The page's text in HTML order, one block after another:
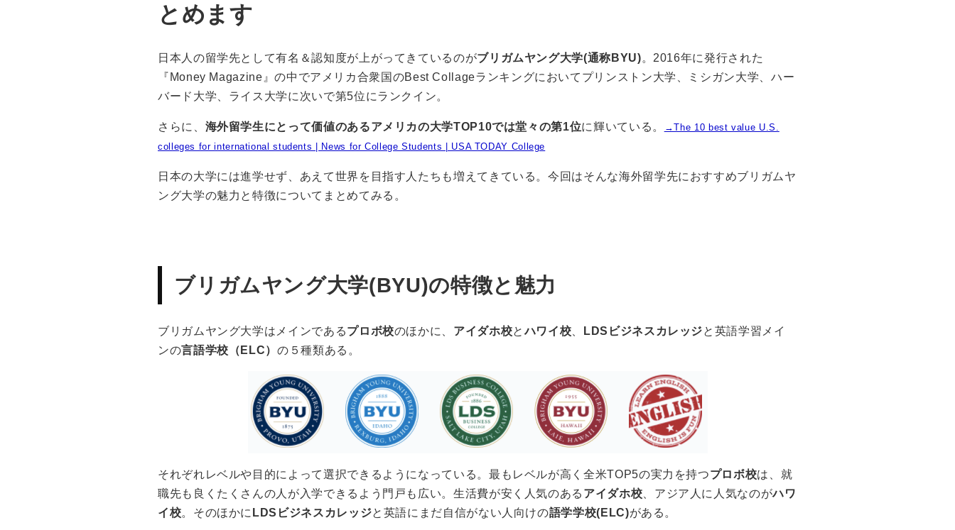
とめます
日本人の留学先として有名＆認知度が上がってきているのがブリガムヤング大学(通称BYU)。2016年に発行された
『Money Magazine』の中でアメリカ合衆国のBest Collageランキングにおいてプリンストン大学、ミシガン大学、ハー
バード大学、ライス大学に次いで第5位にランクイン。
さらに、 海外留学生にとって価値のあるアメリカの大学TOP10では堂々の第1位に輝いている。
→The 10 best value U.S.
colleges for international students | News for College Students | USA TODAY College
日本の大学には進学せず、あえて世界を目指す人たちも増えてきている。今回はそんな海外留学先におすすめブリガムヤ
ング大学の魅力と特徴についてまとめてみる。
ブリガムヤング大学(BYU)の特徴と魅力
ブリガムヤング大学はメインであるプロボ校のほかに、 アイダホ校とハワイ校 LDSビジネスカレッジと英語学習メイ
ンの言語学校（ELC）の５種類ある。
それぞれレベルや目的によって選択できるようになっている。最もレベルが高く全米TOP5の実力を持つプロボ校は、就
職先も良くたくさんの人が入学できるよう門戸も広い。生活費が安く人気のある アイダホ校 、アジア人に人気なのがハワ
イ校。そのほかに LDSビジネスカレッジと英語にまだ自信がない人向けの語学学校(ELC)がある。